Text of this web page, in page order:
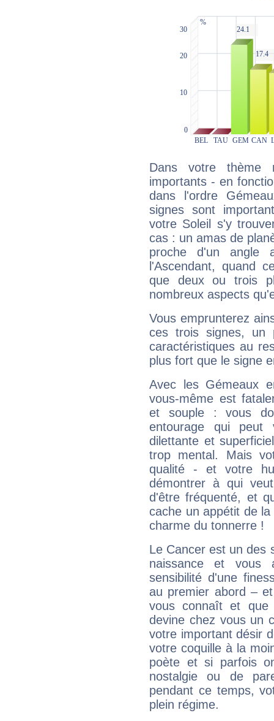
Dans votre thème
importants - en
dans l'ordre
signes sont
votre Soleil s'y
cas : un amas de
proche d'un
l'Ascendant, quand
que deux ou trois
nombreux aspects
Vous emprunterez
ces trois signes, un
caractéristiques au
plus fort que le signe
Avec les Gémeaux
vous-même est
et souple : vous
entourage qui
dilettante et
trop mental. Mais
qualité - et votre
démontrer à qui
d'être fréquenté, et
cache un appétit de
charme du tonnerre !
Le Cancer est un des
naissance et vous
sensibilité d'une
au premier abord –
vous connaît et
devine chez vous un
votre important désir
votre coquille à la
poète et si parfois
nostalgie ou de
pendant ce temps,
plein régime.